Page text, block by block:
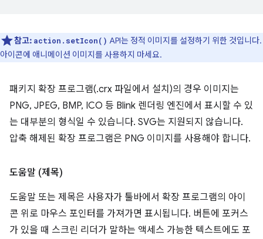
참고: action.setIcon() API는 정적 이미지를 설정하기 위한 것입니다.
아이콘에 애니메이션 이미지를 사용하지 마세요.
패키지 확장 프로그램(.crx 파일에서 설치)의 경우 이미지는
PNG, JPEG, BMP, ICO 등 Blink 렌더링 엔진에서 표시할 수 있
는 대부분의 형식일 수 있습니다. SVG는 지원되지 않습니다.
압축 해제된 확장 프로그램은 PNG 이미지를 사용해야 합니다.
도움말 (제목)
도움말 또는 제목은 사용자가 툴바에서 확장 프로그램의 아이
콘 위로 마우스 포인터를 가져가면 표시됩니다. 버튼에 포커스
가 있을 때 스크린 리더가 말하는 액세스 가능한 텍스트에도 포